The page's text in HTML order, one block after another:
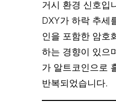
거시 환경 신호입
DXY가 하락 추세
인을 포함한 암호
하는 경향이 있으
가 알트코인으로
반복되었습니다.